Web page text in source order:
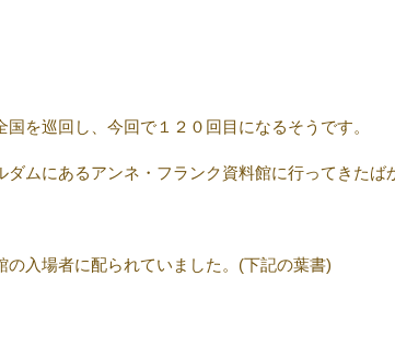
を巡回し、今回で１２０回目になるそうです。
ムにあるアンネ・フランク資料館に行ってきたば
入場者に配られていました。(下記の葉書)